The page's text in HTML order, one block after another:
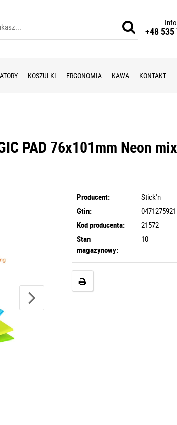
+48
KOSZULKI ERGONOMIA KAWA KONTAKT
PAD 76x101mm Neon mix
Producent:
Stick'n
Gtin:
Kod producenta:
21572
Stan
magazynowy:
10